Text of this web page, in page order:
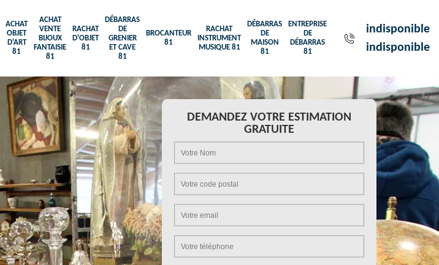
ACHAT
OBJET
D'ART
81
ACHAT
VENTE
BIJOUX
FANTAISIE
81
RACHAT
D'OBJET
81
DÉBARRAS
DE
GRENIER
ET CAVE
81
BROCANTEUR
81
RACHAT
INSTRUMENT
MUSIQUE 81
DÉBARRAS
DE
MAISON
81
ENTREPRISE
DE
DÉBARRAS
81
indisponible
indisponible
DEMANDEZ VOTRE ESTIMATION
GRATUITE